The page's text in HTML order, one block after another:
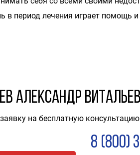
в период лечения играет помощь
Александр
на бесплатную консультацию
8 (800)